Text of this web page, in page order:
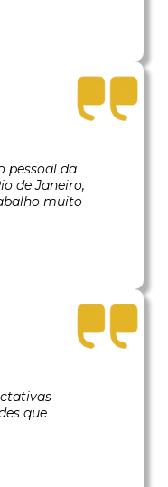
pessoal da
de Janeiro,
muito
que